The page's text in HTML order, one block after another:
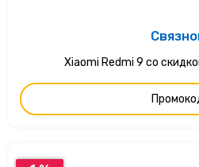
Xiaomi Redmi 9 со